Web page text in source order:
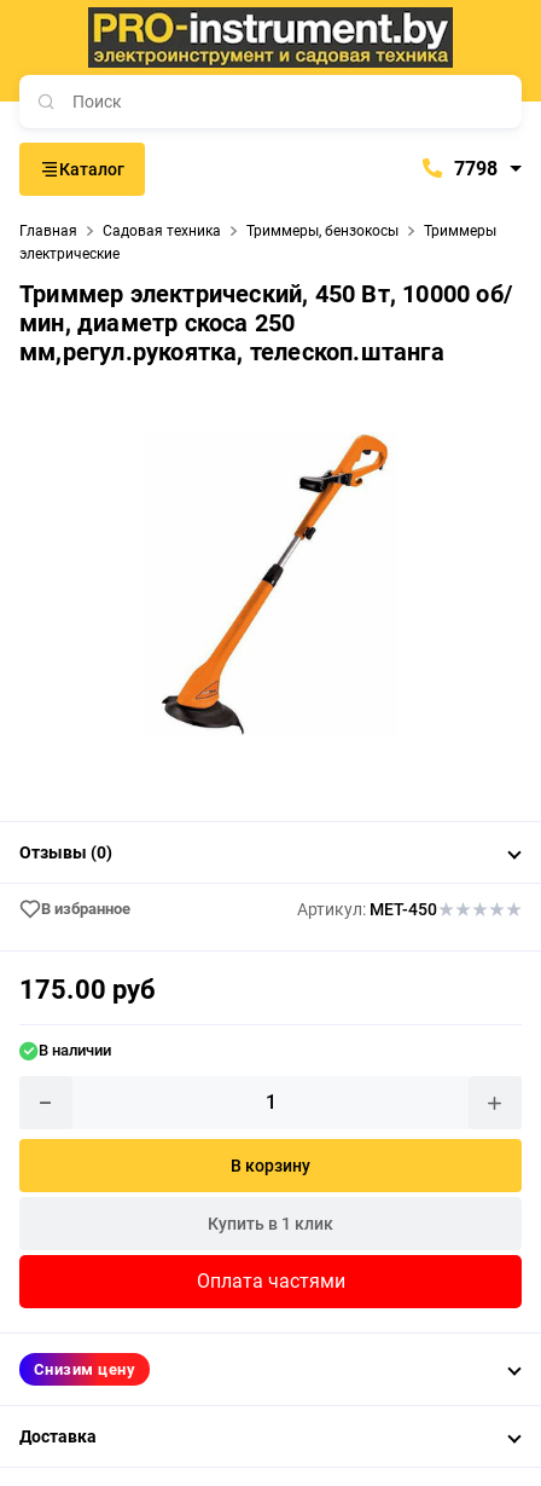
Каталог 7798
+375 (29) 765-57-74
proinstrument-minsk@mail.ru
Главная Садовая техника Триммеры, бензокосы
Триммеры
электрические
Триммер электрический, 450 Вт, 10000 об/
мин, диаметр скоса 250
мм,регул.рукоятка, телескоп.штанга
Отзывы (0)
В избранное Артикул: MET-450
175.00 руб
В наличии
В корзину
Купить в 1 клик
Оплата частями
Снизим цену
Доставка